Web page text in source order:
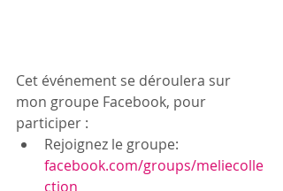
Cet événement se déroulera sur
mon groupe Facebook, pour
participer :
Rejoignez le groupe:
facebook.com/groups/meliecolle
ction